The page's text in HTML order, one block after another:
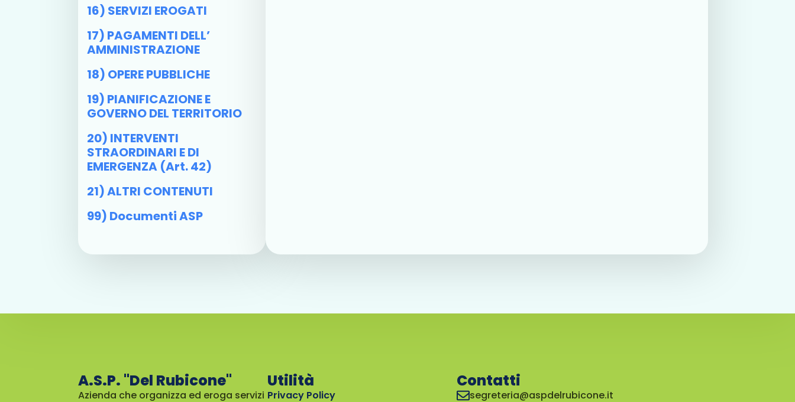
16) SERVIZI EROGATI
17) PAGAMENTI DELL’
AMMINISTRAZIONE
18) OPERE PUBBLICHE
19) PIANIFICAZIONE E
GOVERNO DEL TERRITORIO
20) INTERVENTI
STRAORDINARI E DI
EMERGENZA (art. 42)
21) ALTRI CONTENUTI
99) Documenti ASP
A.S.P. "Del Rubicone"
Azienda che organizza ed eroga servizi
Utilità
Privacy Policy
Contatti
segreteria@aspdelrubicone.it